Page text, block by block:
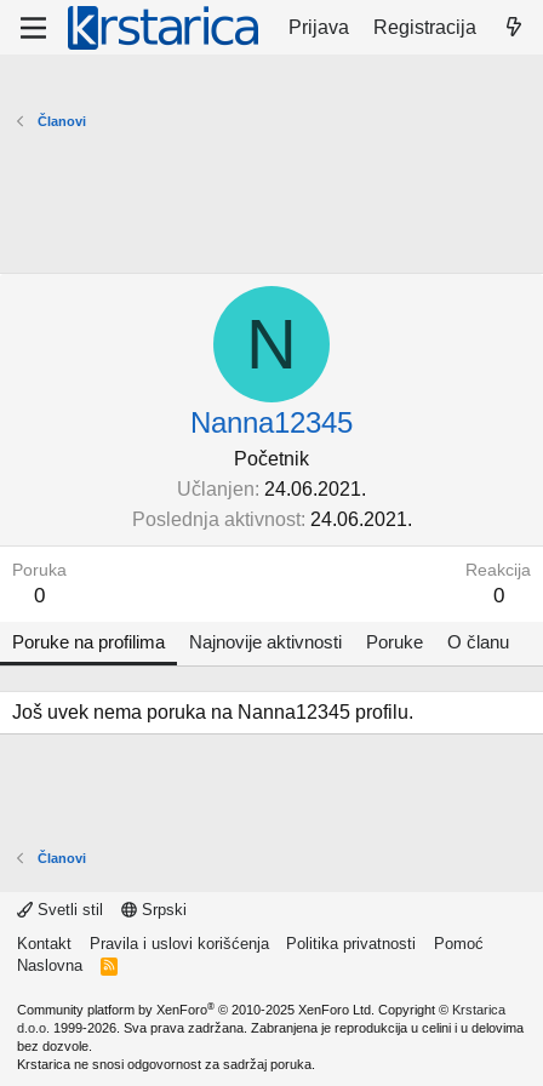
Prijava Registracija
Članovi
N
Nanna12345
Početnik
Učlanjen 24.06.2021.
Poslednja aktivnost 24.06.2021.
Poruka
0
Reakcija
0
Poruke na profilima Najnovije aktivnosti Poruke O članu
Još uvek nema poruka na Nanna12345 profilu.
Članovi
Svetli stil
Srpski
Kontakt
Pravila i uslovi korišćenja Politika privatnosti
Pomoć
Naslovna
R
Community platform by XenForo® © 2010-2025 XenForo Ltd. Copyright © Krstarica
d.o.o. 1999-2026. Sva prava zadržana. Zabranjena je reprodukcija u celini i u delovima
bez dozvole.
Krstarica ne snosi odgovornost za sadržaj poruka.